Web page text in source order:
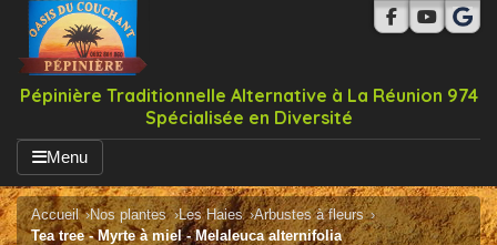
Pépinière Traditionnelle Alternative à La Réunion 974
Spécialisée en Diversité
Menu
Accueil Nos plantes Les Haies
Arbustes à fleurs
Tea tree - Myrte à miel - Melaleuca alternifolia